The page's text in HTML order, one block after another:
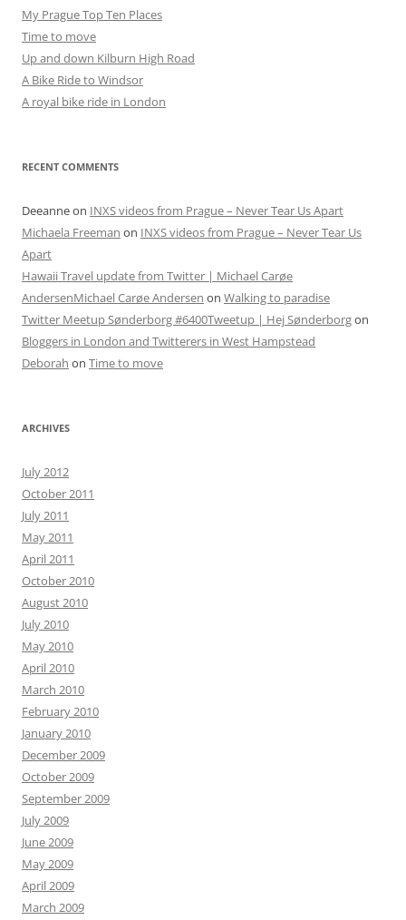
My Prague Top Ten Places
Time to move
Up and down Kilburn High Road
A Bike Ride to Windsor
A royal bike ride in London
RECENT COMMENTS
Deeanneon INXS videos from Prague – Never Tear Us Apart
Michaela Freeman on INXS videos from Prague – Never Tear Us
Apart
Hawaii Travel update from Twitter | Michael Carøe
AndersenMichael Carøe Andersen on Walking to paradise
Twitter Meetup Sønderborg #6400Tweetup | Hej Sønderborgon
Bloggers in London and Twitterers in West Hampstead
Deborah on Time to move
ARCHIVES
July 2012
October 2011
July 2011
May 2011
April 2011
October 2010
August 2010
July 2010
May 2010
April 2010
March 2010
February 2010
January 2010
December 2009
October 2009
September 2009
July 2009
June 2009
May 2009
April 2009
March 2009